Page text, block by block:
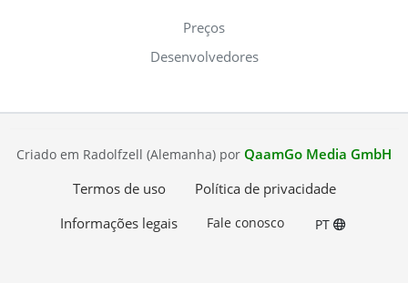
Preços
Desenvolvedores
Criado em Radolfzell (Alemanha) por QaamGo Media GmbH
Termos de uso
Política de privacidade
Informações legais
Fale conosco PT